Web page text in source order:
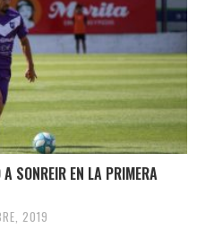
A SONREIR EN LA PRIMERA
2019